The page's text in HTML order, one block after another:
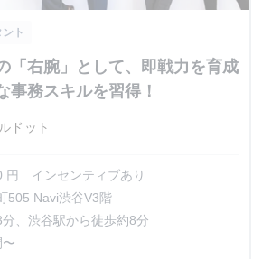
ト
「右腕」として、即戦力を育成
事務スキルを習得！
ドット
円 インセンティブあり
505 Navi渋谷V3階
、渋谷駅から徒歩約8分